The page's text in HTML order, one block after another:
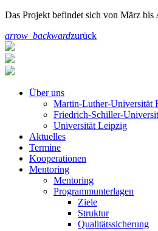
Das Projekt befindet sich von März bis
arrow_backwardzurück
Über uns
Martin-Luther-Universität
Friedrich-Schiller-
Universität Leipzig
Aktuelles
Termine
Kooperationen
Mentoring
Mentoring
Programmunterlagen
Ziele
Struktur
Qualitätssicherung